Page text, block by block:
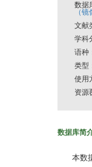
数据
（镜
文
学
语
类
使用
资
数据库简
本数据